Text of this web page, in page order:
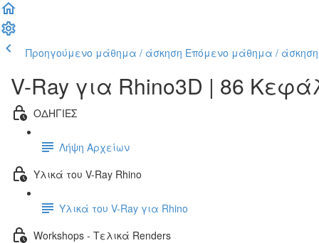
Προηγούμενο μάθημα / άσκηση Επόμενο μάθημα / άσκηση
V-Ray για Rhino3D | 86
ΟΔΗΓΙΕΣ
Λήψη Αρχείων
Υλικά του V-Ray Rhino
Υλικά του V-Ray για Rhino
Workshops - Τελικά Renders